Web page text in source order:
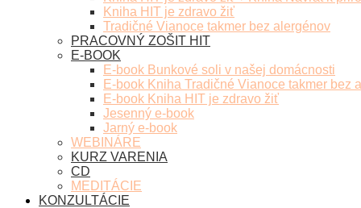
Kniha HIT je zdravo žiť
Tradičné Vianoce takmer bez alergénov
PRACOVNÝ ZOŠIT HIT
E-BOOK
E-book Bunkové soli v našej domácnosti
E-book Kniha Tradičné Vianoce takmer bez
E-book Kniha HIT je zdravo žiť
Jesenný e-book
Jarný e-book
WEBINÁRE
KURZ VARENIA
CD
MEDITÁCIE
KONZULTÁCIE